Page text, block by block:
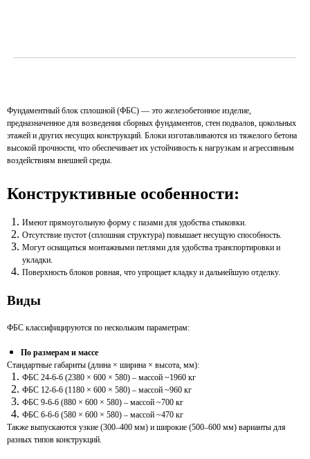
Фундаментный блок сплошной (ФБС) — это железобетонное изделие,
предназначенное для возведения сборных фундаментов, стен подвалов, цокольных
этажей и других несущих конструкций. Блоки изготавливаются из тяжелого бетона
высокой прочности, что обеспечивает их устойчивость к нагрузкам и агрессивным
воздействиям внешней среды.
Конструктивные особенности:
Имеют прямоугольную форму с пазами для удобства стыковки.
Отсутствие пустот (сплошная структура) повышает несущую способность.
Могут оснащаться монтажными петлями для удобства транспортировки и
укладки.
Поверхность блоков ровная, что упрощает кладку и дальнейшую отделку.
Виды
ФБС классифицируются по нескольким параметрам:
По размерам и массе
Стандартные габариты (длина × ширина × высота, мм):
ФБС 24-6-6 (2380 × 600 × 580) – массой ~1960 кг
ФБС 12-6-6 (1180 × 600 × 580) – массой ~960 кг
ФБС 9-6-6 (880 × 600 × 580) – массой ~700 кг
ФБС 6-6-6 (580 × 600 × 580) – массой ~470 кг
Также выпускаются узкие (300–400 мм) и широкие (500–600 мм) варианты для
разных типов конструкций.